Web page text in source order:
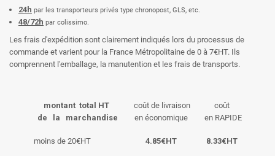
24h par les transporteurs privés type chronopost, GLS, etc.
48/72h par colissimo.
Les frais d'expédition sont clairement indiqués lors du processus de
commande et varient pour la France Métropolitaine de 0 à 7€HT. Ils
comprennent l'emballage, la manutention et les frais de transports.
montant total HT
de la marchandise
coût de livraison
en économique
coût
en RAPIDE
moins de 20€HT 4.85€HT 8.33€HT